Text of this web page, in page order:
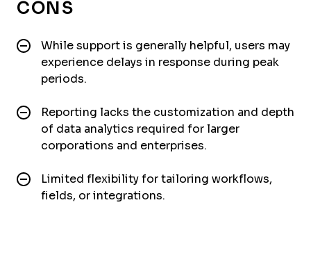
CONS
While support is generally helpful, users may
experience delays in response during peak
periods.
Reporting lacks the customization and depth
of data analytics required for larger
corporations and enterprises.
Limited flexibility for tailoring workflows,
fields, or integrations.